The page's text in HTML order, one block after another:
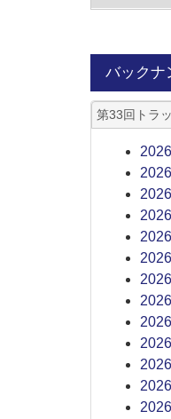
バックナ
第33回トラ